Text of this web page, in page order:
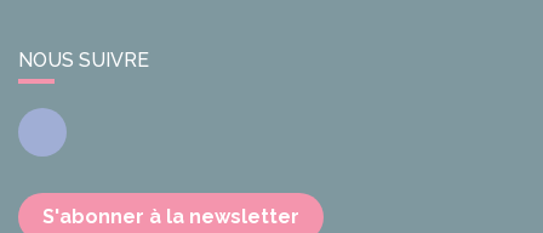
NOUS SUIVRE
Facebook
S'abonner à la newsletter